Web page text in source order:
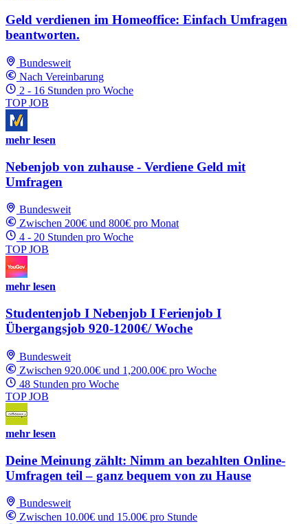
Geld verdienen im Homeoffice: Einfach Umfragen
beantworten.
Bundesweit
Nach Vereinbarung
2 - 16 Stunden pro Woche
TOP JOB
mehr lesen
Nebenjob von zuhause - Verdiene Geld mit
Umfragen
Bundesweit
Zwischen 200€ und 800€ pro Monat
4 - 20 Stunden pro Woche
TOP JOB
mehr lesen
Studentenjob I Nebenjob I Ferienjob I
Übergangsjob 920-1200€/ Woche
Bundesweit
Zwischen 920.00€ und 1,200.00€ pro Woche
48 Stunden pro Woche
TOP JOB
mehr lesen
Deine Meinung zählt: Nimm an bezahlten Online-
Umfragen teil – ganz bequem von zu Hause
Bundesweit
Zwischen 10.00€ und 15.00€ pro Stunde